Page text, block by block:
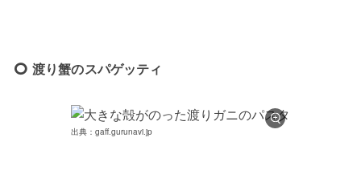
渡り蟹のスパゲッティ
出典：gaff.gurunavi.jp